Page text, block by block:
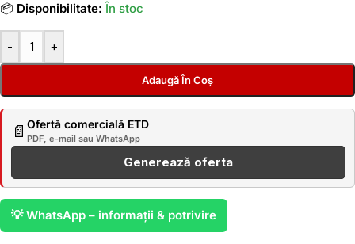
📦 Disponibilitate: În stoc
- +
Adaugă În Coș
📄 Ofertă comercială ETD
PDF, e-mail sau WhatsApp
Generează oferta
💡 WhatsApp – informații & potrivire